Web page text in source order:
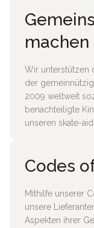
machen
Wir unterstützen
der
2009 weltweit
benachteiligte
unseren skate-
Codes
Mithilfe unserer
unsere
Aspekten ihrer